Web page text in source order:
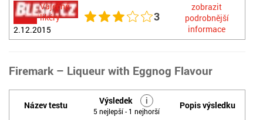
Vaječné
likéry
2.12.2015
3
zobrazit
podrobnější
informace
Firemark – Liqueur with Eggnog Flavour
Název testu Výsledek i
5 nejlepší - 1 nejhorší
Popis výsledku